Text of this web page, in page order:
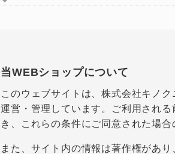
当WEBショップについて
このウェブサイトは、株式会社キノ
運営・管理しています。ご利用され
き、これらの条件にご同意された場合
また、サイト内の情報は著作権があ